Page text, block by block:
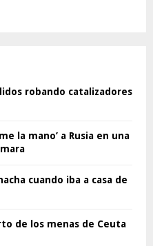
robando catalizadores
la mano’ a Rusia en una
cuando iba a casa de
de los menas de Ceuta